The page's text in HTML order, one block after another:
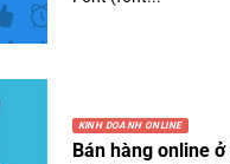
KINH DOANH ONLINE
Bán hàng online